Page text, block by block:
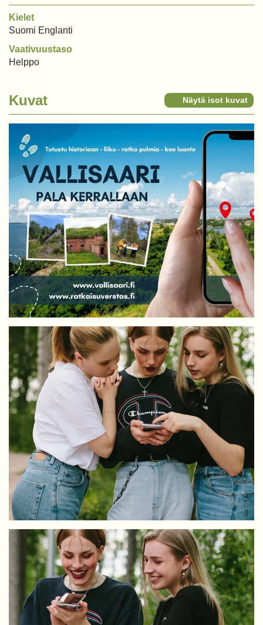
Kielet
Suomi Englanti
Vaativuustaso
Helppo
Kuvat Näytä isot kuvat